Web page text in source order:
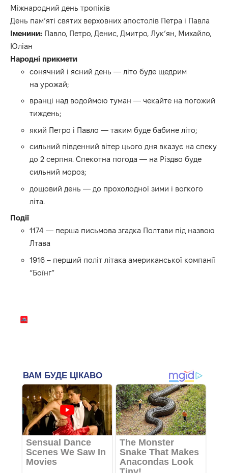
Міжнародний день тропіків
День пам’яті святих верховних апостолів Петра і Павла
Іменини: Павло, Петро, Денис, Дмитро, Лук’ян, Михайло,
Юліан
Народні прикмети
сонячний і ясний день — літо буде щедрим
на урожай;
вранці над водоймою туман — чекайте на погожий
тиждень;
який Петро і Павло — таким буде бабине літо;
сильний південний вітер цього дня вказує на спеку
до 2 серпня. Спекотна погода — на Різдво буде
сильний мороз;
дощовий день — до прохолодної зими і вогкого
літа.
Події
1174 — перша письмова згадка Полтави під назвою
Лтава
1916 – перший політ літака американської компанії
“Боїнг”